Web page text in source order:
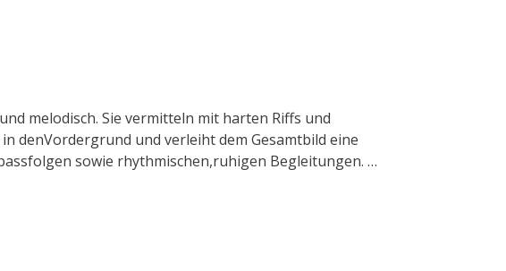
melodisch. Sie vermitteln mit harten Riffs und
denVordergrund und verleiht dem Gesamtbild eine
sowie rhythmischen,ruhigen Begleitungen. …